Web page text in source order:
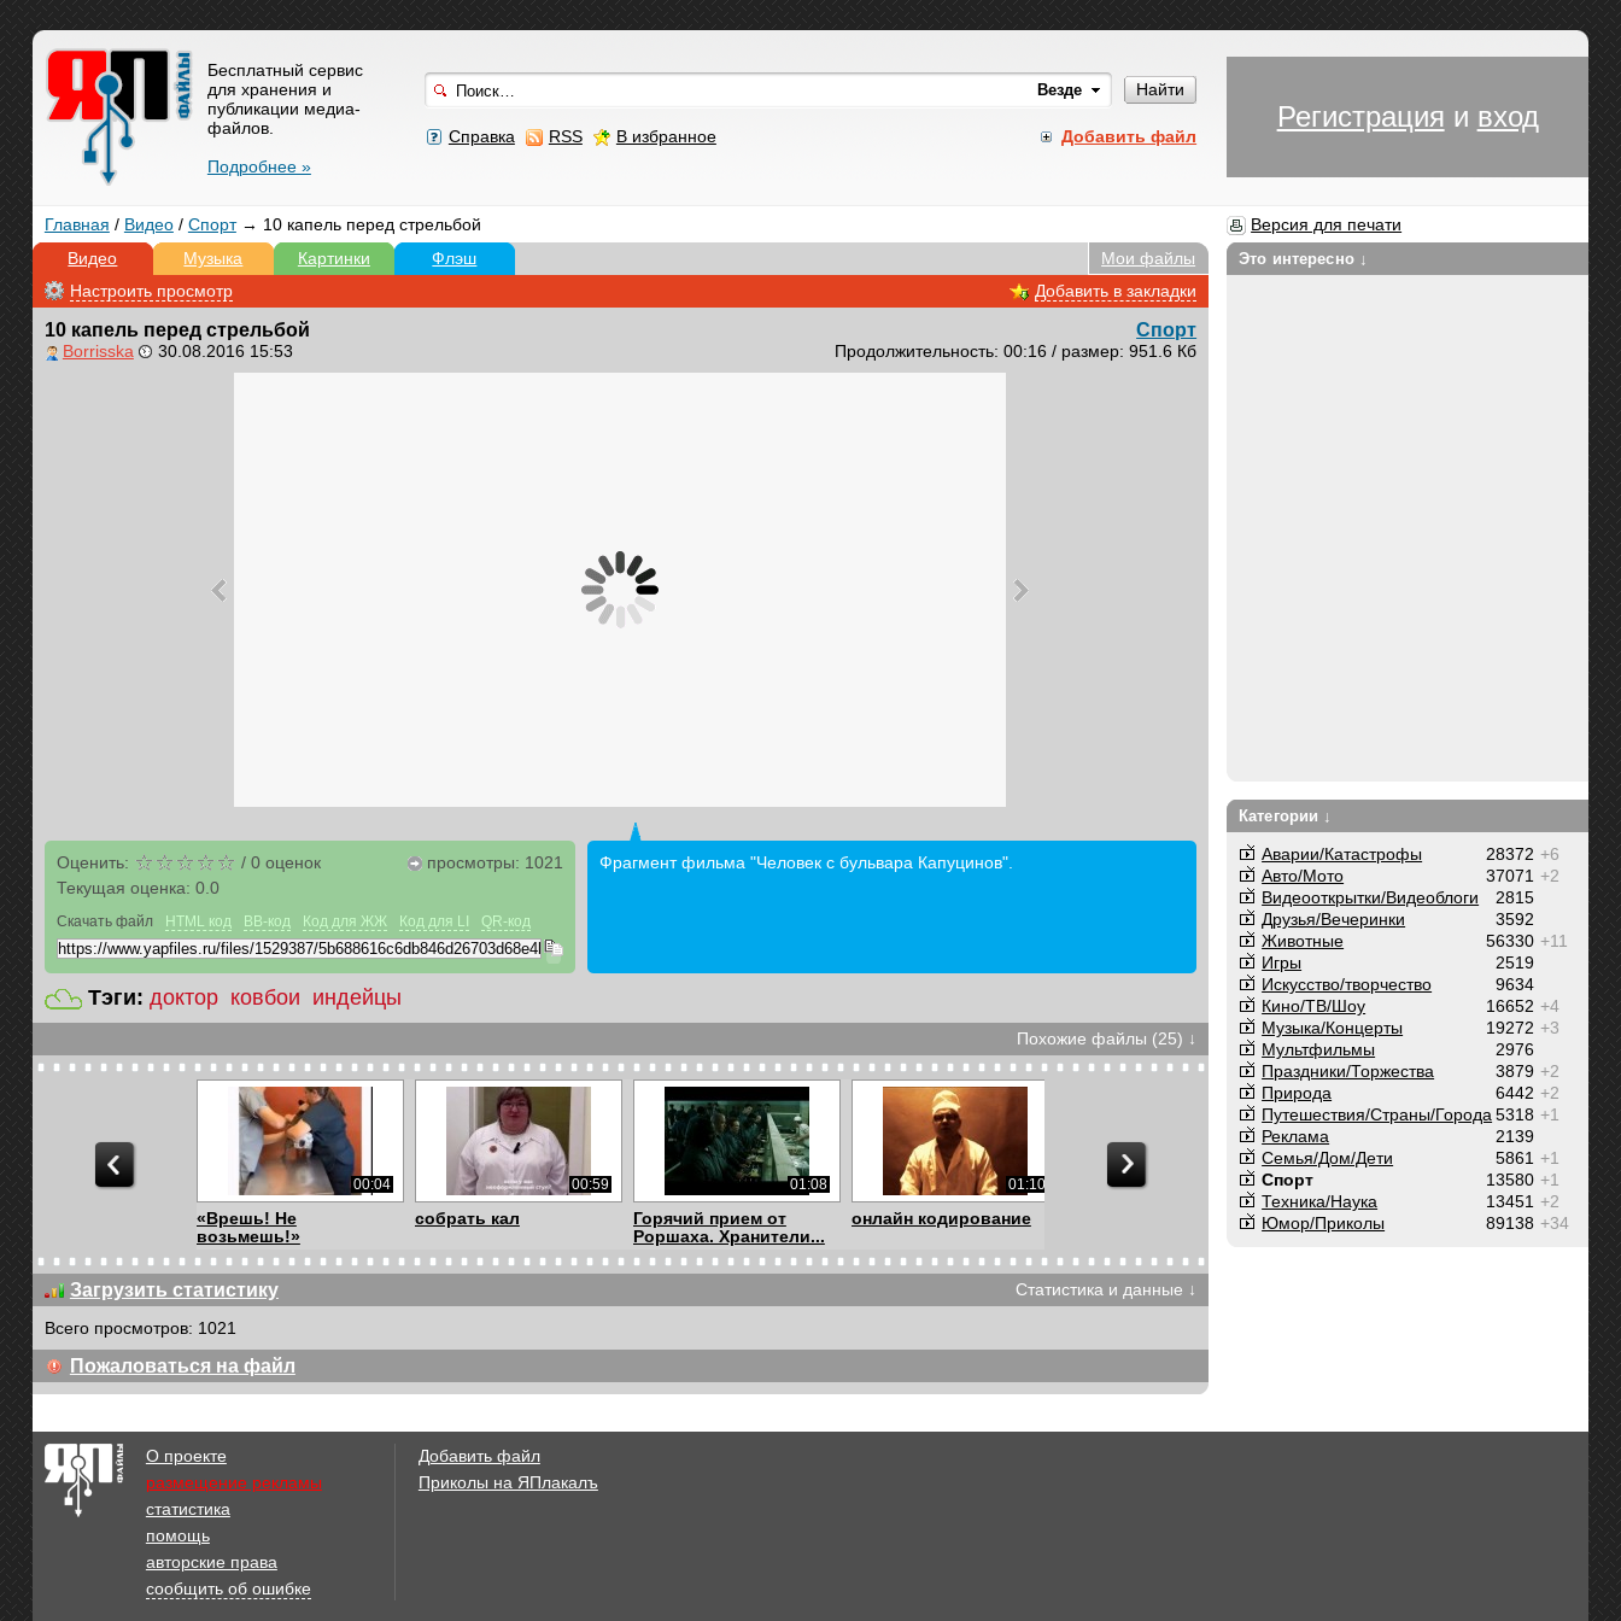
Найти
Добавить файл
Справка RSS В избранное
Бесплатный сервис
для хранения и
публикации медиа-
файлов.
Подробнее »
Регистрация и вход
Главная / Видео/ Спорт→ 10 капель перед стрельбой
Версия для печати
Видео
Музыка Картинки Флэш
Мои файлы
Настроить просмотр
Добавить в закладки
10 капель перед стрельбой
Borrisska 30.08.2016 15:53
Спорт
Продолжительность: 00:16 / размер: 951.6 Кб
Оценить: / 0оценок
Текущая оценка: 0.0
просмотры: 1021
Скачать файл HTML код BB-код Код для ЖЖ Код для LI QR-код
Фрагмент фильма "Человек с бульвара Капуцинов".
Тэги: доктор ковбои индейцы
Похожие файлы (25) ↓
00:04
«Врешь! Не
возьмешь!»
00:59
собрать кал
01:08
Горячий прием от
Роршаха. Хранители...
01:10
онлайн кодирование
00:34
Человек с бульвара
04:40
Врач из тверского
02:06
Нападение на "Скорую"
00:43
"БЛЕДИНА"
"БЛЕДИНА"
Загрузить статистику
Статистика и данные ↓
Всего просмотров: 1021
Пожаловаться на файл
Это интересно ↓
Категории ↓
+6
28372
Аварии/Катастрофы
+2
37071
Авто/Мото
2815
Видеооткрытки/Видеоблоги
3592
Друзья/Вечеринки
+11
56330
Животные
2519
Игры
9634
Искусство/творчество
+4
16652
Кино/ТВ/Шоу
+3
19272
Музыка/Концерты
2976
Мультфильмы
+2
3879
Праздники/Торжества
+2
6442
Природа
+1
5318
Путешествия/Cтраны/Города
2139
Реклама
+1
5861
Семья/Дом/Дети
+1
13580
Спорт
+2
13451
Техника/Наука
+34
89138
Юмор/Приколы
О проекте
размещение рекламы
статистика
помощь
авторские права
сообщить об ошибке
Добавить файл
Приколы на ЯПлакалъ